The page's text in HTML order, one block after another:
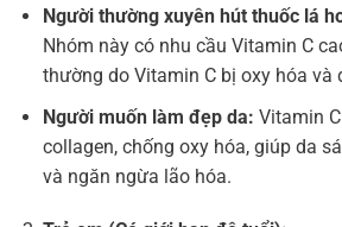
Người thường xuyên hút thuốc lá
Nhóm này có nhu cầu Vitamin C
thường do Vitamin C bị oxy hóa và
Người muốn làm đẹp da: Vitamin
collagen, chống oxy hóa, giúp da
và ngăn ngừa lão hóa.